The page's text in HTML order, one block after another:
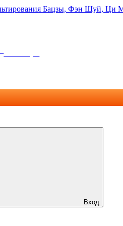
Бацзы, Фэн Шуй, Ци
11 ноября
Вход